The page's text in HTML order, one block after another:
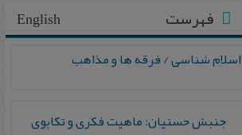
English فهرست
اسلام شناسی/فرقه ها و مذاهب
جنبش حسنیان: ماهیت فکری و تکاپوی